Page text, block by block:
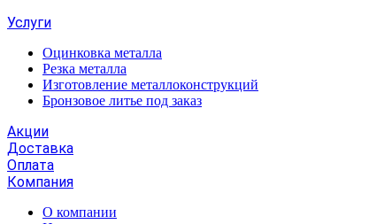
Услуги
Оцинковка металла
Резка металла
Изготовление металлоконструкций
Бронзовое литье под заказ
Акции
Доставка
Оплата
Компания
О компании